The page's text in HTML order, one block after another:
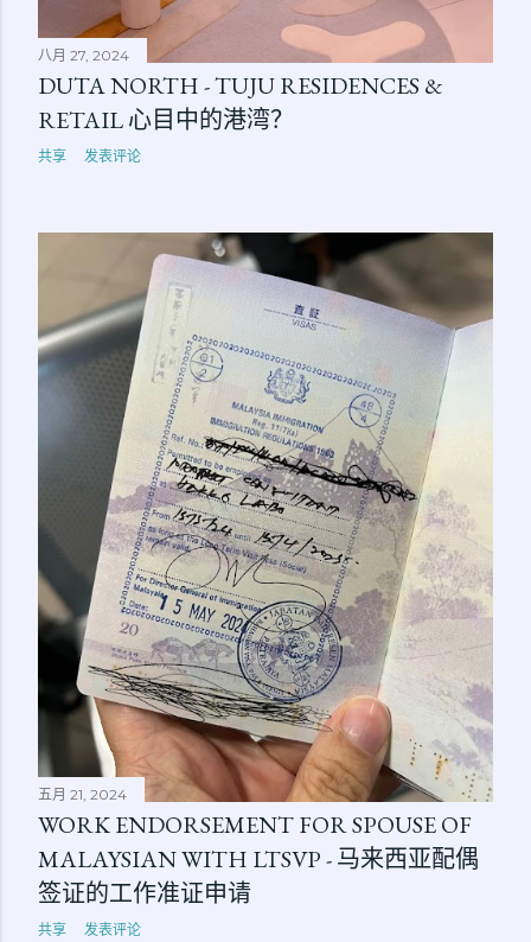
八月 27, 2024
DUTA NORTH - TUJU RESIDENCES &
RETAIL 心目中的港湾？
共享 发表评论
五月 21, 2024
WORK ENDORSEMENT FOR SPOUSE OF
MALAYSIAN WITH LTSVP - 马来西亚配偶
签证的工作准证申请
共享 发表评论